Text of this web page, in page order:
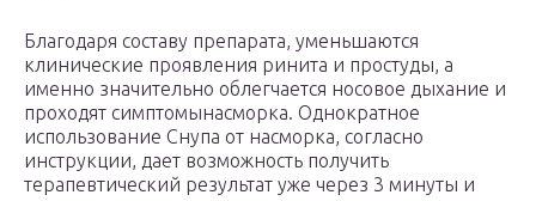
Благодаря составу препарата, уменьшаются
клинические проявления ринита и простуды, а
именно значительно облегчается носовое дыхание и
проходят симптомынасморка. Однократное
использование Снупа от насморка, согласно
инструкции, дает возможность получить
терапевтический результат уже через 3 минуты и